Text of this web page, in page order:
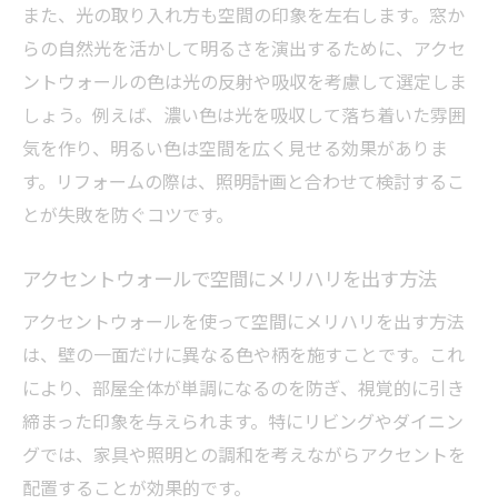
リフォーム体感で日常空間が生まれ変わる理由
リフォームで日常空間が生まれ変わる体感
メリット
アクセントウォールリフォームの実感ポイ
生活動線を考えたリフォームのすすめ方
体感できるリフォームの変化と満足度向上
アクセントウォールで暮らしの質が高まる
理由
また、光の取り入れ方も空間の印象を左右します。窓か
らの自然光を活かして明るさを演出するために、アクセ
ントウォールの色は光の反射や吸収を考慮して選定しま
しょう。例えば、濃い色は光を吸収して落ち着いた雰囲
気を作り、明るい色は空間を広く見せる効果がありま
す。リフォームの際は、照明計画と合わせて検討するこ
とが失敗を防ぐコツです。
アクセントウォールで空間にメリハリを出す方法
アクセントウォールを使って空間にメリハリを出す方法
は、壁の一面だけに異なる色や柄を施すことです。これ
により、部屋全体が単調になるのを防ぎ、視覚的に引き
締まった印象を与えられます。特にリビングやダイニン
グでは、家具や照明との調和を考えながらアクセントを
配置することが効果的です。